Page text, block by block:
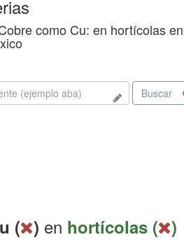
como Cu: en hortícolas en
Buscar
( ) en hortícolas ( )